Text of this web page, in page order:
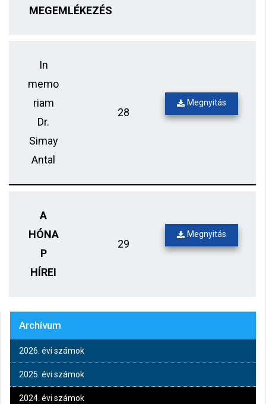
MEGEMLÉKEZÉS
In
memo
riam
Dr.
Simay
Antal
28
Megnyitás
A
HÓNA
P
HÍREI
29
Megnyitás
Archívum
2026. évi számok
2025. évi számok
2024. évi számok